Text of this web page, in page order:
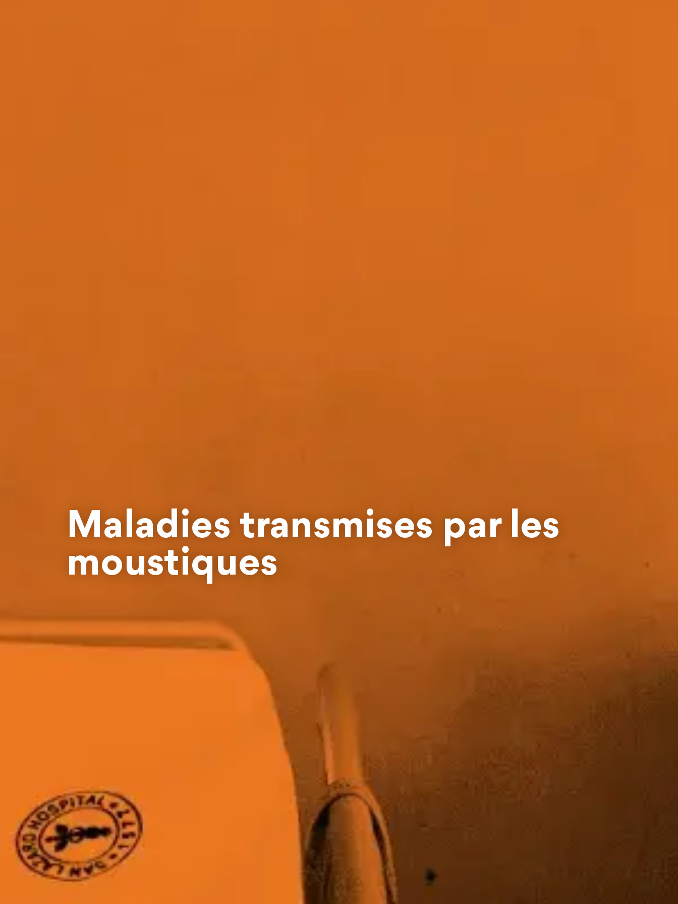
Maladies transmises par les
moustiques